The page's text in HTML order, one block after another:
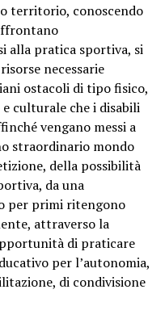
territorio, conoscendo
alla pratica sportiva, si
necessarie
ostacoli di tipo fisico,
culturale che i disabili
vengano messi a
straordinario mondo
della possibilità
da una
per primi ritengono
attraverso la
di praticare
per l’autonomia,
di condivisione